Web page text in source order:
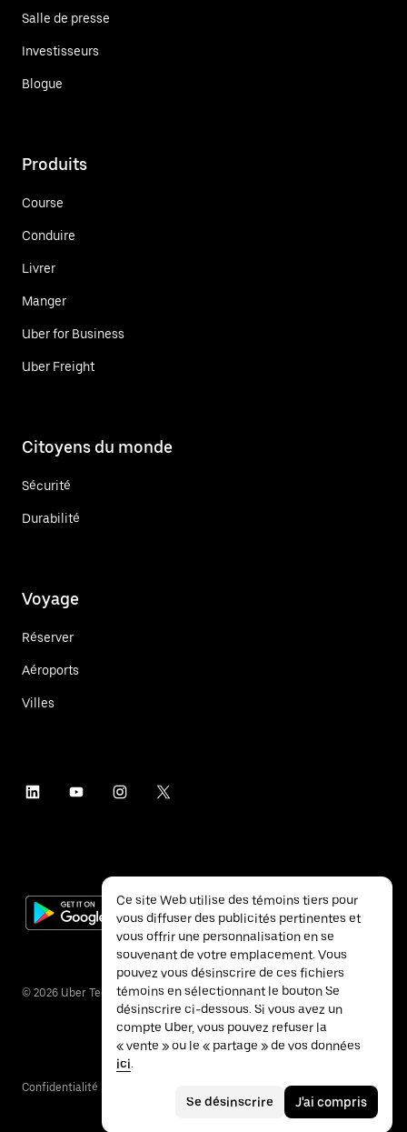
Salle de presse
Investisseurs
Blogue
Produits
Course
Conduire
Livrer
Manger
Uber for Business
Uber Freight
Citoyens du monde
Sécurité
Durabilité
Voyage
Réserver
Aéroports
Villes
© 2026 Uber Technologies inc.
Confidentialité
Ce site Web utilise des témoins tiers pour
vous diffuser des publicités pertinentes et
vous offrir une personnalisation en se
souvenant de votre emplacement. Vous
pouvez vous désinscrire de ces fichiers
témoins en sélectionnant le bouton Se
désinscrire ci-dessous. Si vous avez un
compte Uber, vous pouvez refuser la
« vente » ou le « partage » de vos données
ici.
Se désinscrire J'ai compris